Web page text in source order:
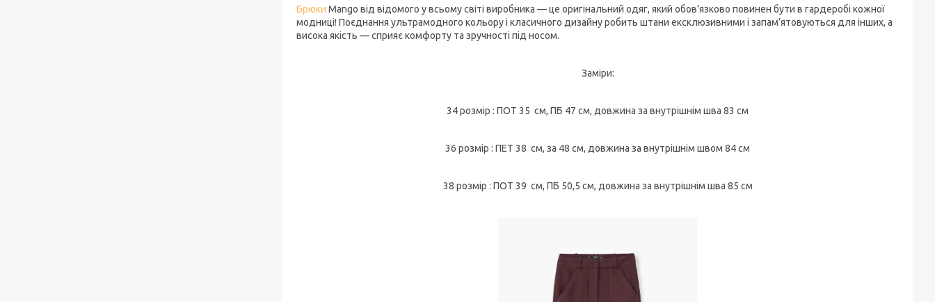
Брюки Mango від відомого у всьому світі виробника — це оригінальний одяг, який обов’язково повинен бути в гардеробі кожної
модниці! Поєднання ультрамодного кольору і класичного дизайну робить штани ексклюзивними і запам’ятовуються для інших, а
висока якість — сприяє комфорту та зручності під носом.
Заміри:
34 розмір : ПОТ 35 см, ПБ 47 см, довжина за внутрішнім шва 83 см
36 розмір : ПЕТ 38 см, за 48 см, довжина за внутрішнім швом 84 см
38 розмір : ПОТ 39 см, ПБ 50,5 см, довжина за внутрішнім шва 85 см